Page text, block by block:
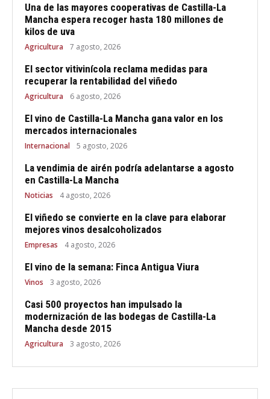
Una de las mayores cooperativas de Castilla-La
Mancha espera recoger hasta 180 millones de
kilos de uva
Agricultura 7 agosto, 2026
El sector vitivinícola reclama medidas para
recuperar la rentabilidad del viñedo
Agricultura 6 agosto, 2026
El vino de Castilla-La Mancha gana valor en los
mercados internacionales
Internacional 5 agosto, 2026
La vendimia de airén podría adelantarse a agosto
en Castilla-La Mancha
Noticias 4 agosto, 2026
El viñedo se convierte en la clave para elaborar
mejores vinos desalcoholizados
Empresas 4 agosto, 2026
El vino de la semana: Finca Antigua Viura
Vinos 3 agosto, 2026
Casi 500 proyectos han impulsado la
modernización de las bodegas de Castilla-La
Mancha desde 2015
Agricultura 3 agosto, 2026